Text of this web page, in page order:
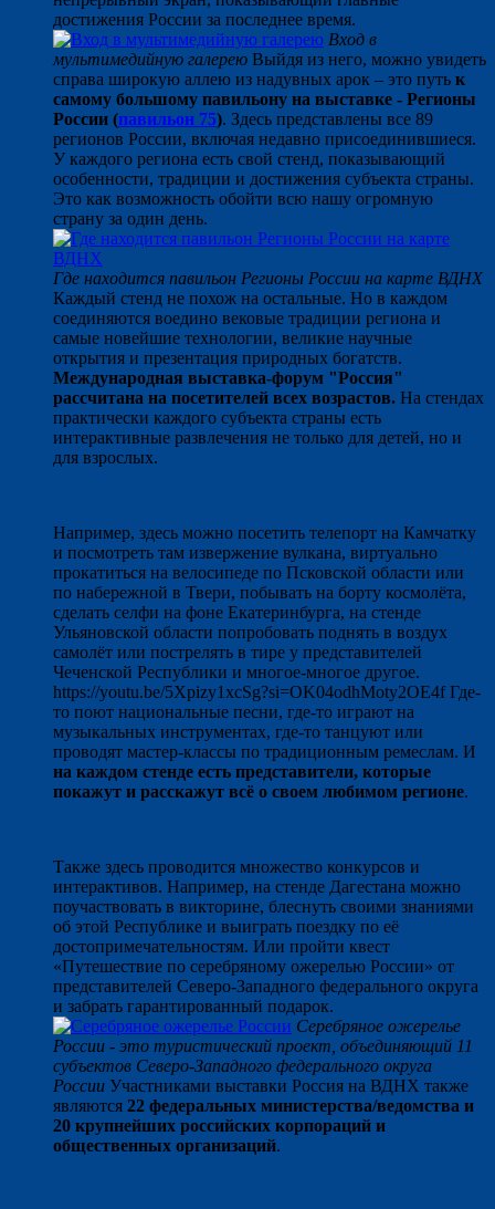
достижения России за последнее время.
Вход в
мультимедийную галерею Выйдя из него, можно увидеть
справа широкую аллею из надувных арок – это путь к
самому большому павильону на выставке - Регионы
России (павильон 75). Здесь представлены все 89
регионов России, включая недавно присоединившиеся.
У каждого региона есть свой стенд, показывающий
особенности, традиции и достижения субъекта страны.
Это как возможность обойти всю нашу огромную
страну за один день.
Где находится павильон Регионы России на карте ВДНХ
Каждый стенд не похож на остальные. Но в каждом
соединяются воедино вековые традиции региона и
самые новейшие технологии, великие научные
открытия и презентация природных богатств.
Международная выставка-форум "Россия"
рассчитана на посетителей всех возрастов. На стендах
практически каждого субъекта страны есть
интерактивные развлечения не только для детей, но и
для взрослых.
Например, здесь можно посетить телепорт на Камчатку
и посмотреть там извержение вулкана, виртуально
прокатиться на велосипеде по Псковской области или
по набережной в Твери, побывать на борту космолёта,
сделать селфи на фоне Екатеринбурга, на стенде
Ульяновской области попробовать поднять в воздух
самолёт или пострелять в тире у представителей
Чеченской Республики и многое-многое другое.
https://youtu.be/5Xpizy1xcSg?si=OK04odhMoty2OE4f Где-
то поют национальные песни, где-то играют на
музыкальных инструментах, где-то танцуют или
проводят мастер-классы по традиционным ремеслам. И
на каждом стенде есть представители, которые
покажут и расскажут всё о своем любимом регионе.
Также здесь проводится множество конкурсов и
интерактивов. Например, на стенде Дагестана можно
поучаствовать в викторине, блеснуть своими знаниями
об этой Республике и выиграть поездку по её
достопримечательностям. Или пройти квест
«Путешествие по серебряному ожерелью России» от
представителей Северо-Западного федерального округа
и забрать гарантированный подарок.
Серебряное ожерелье
России - это туристический проект, объединяющий 11
субъектов Северо-Западного федерального округа
России Участниками выставки Россия на ВДНХ также
являются 22 федеральных министерства/ведомства и
20 крупнейших российских корпораций и
общественных организаций.